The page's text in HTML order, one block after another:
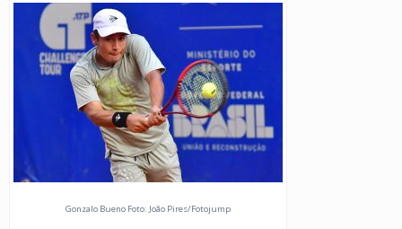
Gonzalo Bueno Foto: João Pires/Fotojump